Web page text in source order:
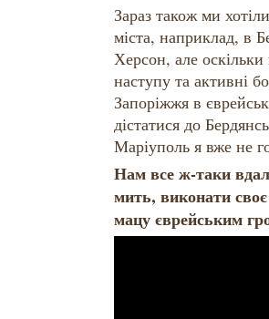
Зараз також ми
міста, наприклад, в
Херсон, але оскільки
наступу та активні
Запоріжжя в
дістатися до
Маріуполь я вже не
Нам все ж-таки
мить, виконати
мацу єврейським